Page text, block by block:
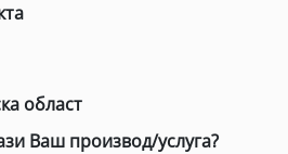
област
Ваш производ/услуга?